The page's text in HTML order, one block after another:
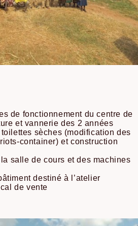
de fonctionnement du centre de
et vannerie des 2 années
sèches (modification des
container) et construction
salle de cours et des machines
destiné à l’atelier
de vente